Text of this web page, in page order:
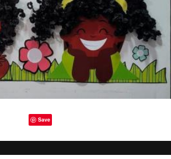
Save